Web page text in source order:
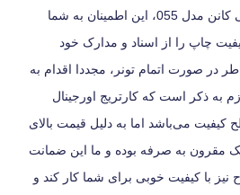
با کارتریج تونر قرمز ایرانی کانن مدل 055، این اطمینان به شما
چاپ را از اسناد و مدارک خود
در صورت اتمام تونر، مجددا اقدام به
به ذکر است که کارتریج اورجینال
کیفیت می‌باشد اما به دلیل قیمت بالای
مقرون به صرفه بوده و ما این ضمانت
نیز با کیفیت خوبی برای شما کار کند و